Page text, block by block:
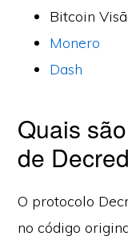
Bitcoin
Monero
Dash
Quais
de
O protocolo
no código